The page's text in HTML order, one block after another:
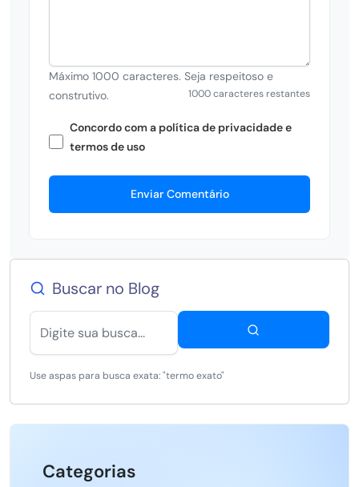
Máximo 1000 caracteres. Seja respeitoso e
construtivo.
1000 caracteres restantes
Concordo com a política de privacidade e
termos de uso
Enviar Comentário
Buscar no Blog
Use aspas para busca exata: "termo exato"
Categorias